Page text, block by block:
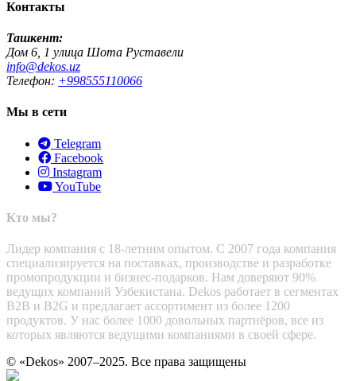
Контакты
Ташкент:
Дом 6, 1 улица Шота Руставели
info@dekos.uz
Телефон: +998555110066
Мы в сети
Telegram
Facebook
Instagram
YouTube
Кто мы?
Лидер компания с 18-летним опытом. С 2007 года компания
специализируется на поставках, производстве и разработке
промопродукции и бизнес-подарков. Нам доверяют 90%
ведущих компаний Узбекистана. Dekos работает в сегментах
B2B и B2G и предлагает ассортимент из более 1200
продуктов. У нас более 1000 довольных партнёров, все из
которых являются ведущими компаниями в своей сфере.
© «Dekos» 2007–2025. Все права защищены